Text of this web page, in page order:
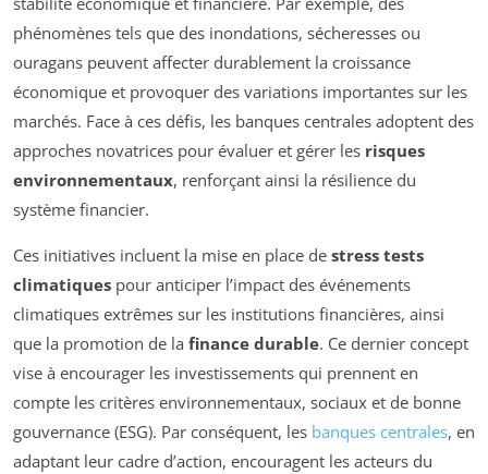
phénomènes tels que des inondations, sécheresses ou
ouragans peuvent affecter durablement la croissance
économique et provoquer des variations importantes sur les
marchés. Face à ces défis, les banques centrales adoptent des
approches novatrices pour évaluer et gérer les risques
environnementaux, renforçant ainsi la résilience du
système financier.
Ces initiatives incluent la mise en place de stress tests
climatiques pour anticiper l’impact des événements
climatiques extrêmes sur les institutions financières, ainsi
que la promotion de la finance durable. Ce dernier concept
vise à encourager les investissements qui prennent en
compte les critères environnementaux, sociaux et de bonne
gouvernance (ESG). Par conséquent, les banques centrales, en
adaptant leur cadre d’action, encouragent les acteurs du